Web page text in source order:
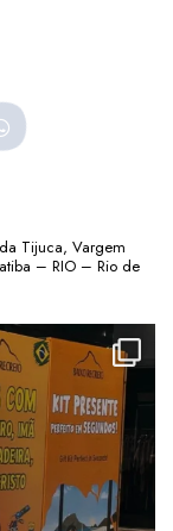
Tijuca, Vargem
– RIO – Rio de